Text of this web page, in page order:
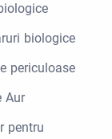
biologice
periculoase
Aur
pentru